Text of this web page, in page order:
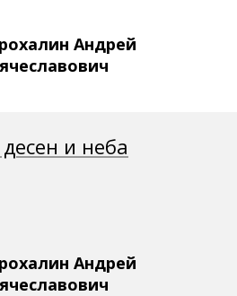
Андрей
и неба
Андрей